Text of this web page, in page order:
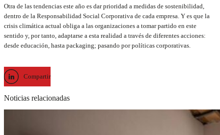
Otra de las tendencias este año es dar prioridad a medidas de sostenibilidad,
dentro de la Responsabilidad Social Corporativa de cada empresa. Y es que la
crisis climática actual obliga a las organizaciones a tomar partido en este
sentido y, por tanto, adaptarse a esta realidad a través de diferentes acciones:
desde educación, hasta packaging; pasando por políticas corporativas.
Compartir
Noticias relacionadas